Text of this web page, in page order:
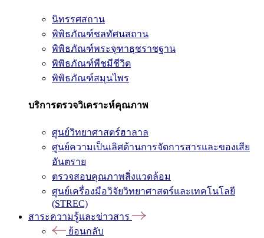
นิทรรศสถาน
พิพิธภัณฑ์ชลทัศนสถาน
พิพิธภัณฑ์พระจุฑาธุชราชฐาน
พิพิธภัณฑ์พืชมีชีวิต
พิพิธภัณฑ์สมุนไพร
บริการตรวจวิเคราะห์คุณภาพ
ศูนย์วิทยาศาสตร์ฮาลาล
ศูนย์ความเป็นเลิศด้านการจัดการสารและของเสีย
อันตราย
ตรวจสอบคุณภาพสิ่งแวดล้อม
ศูนย์เครื่องมือวิจัยวิทยาศาสตร์และเทคโนโลยี
(STREC)
สาระความรู้และข่าวสาร
ย้อนกลับ